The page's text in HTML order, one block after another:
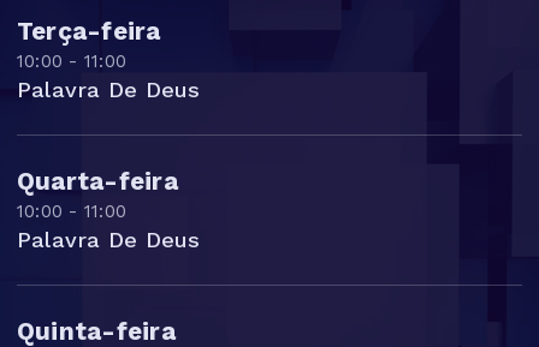
Terça-feira
10:00 - 11:00
Palavra De Deus
Quarta-feira
10:00 - 11:00
Palavra De Deus
Quinta-feira